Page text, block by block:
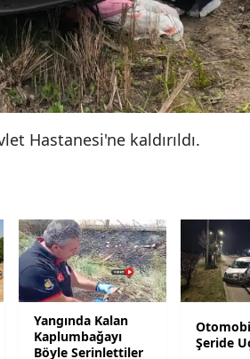
Siirt
Sinop
Sivas
Tunceli
Uşak
Hastanesi'ne kaldırıldı.
Yangında Kalan
Kaplumbağayı
Böyle Serinlettiler
Şeride